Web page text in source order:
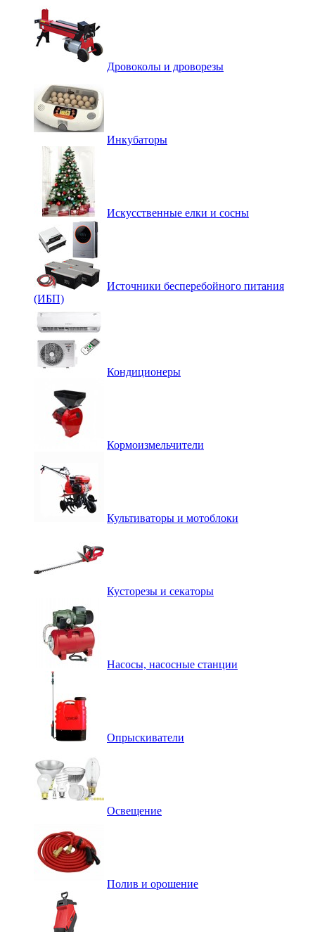
Дровоколы и дроворезы
Инкубаторы
Искусственные елки и сосны
Источники бесперебойного питания
(ИБП)
Кондиционеры
Кормоизмельчители
Культиваторы и мотоблоки
Кусторезы и секаторы
Насосы, насосные станции
Опрыскиватели
Освещение
Полив и орошение